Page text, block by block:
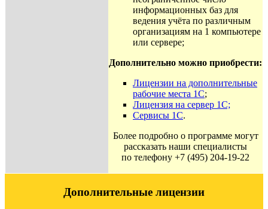
информационных баз для
ведения учёта по различным
организациям на 1 компьютере
или сервере;
Дополнительно можно приобрести:
Лицензии на дополнительные
рабочие места 1С;
Лицензия на сервер 1С;
Сервисы 1С.
Более подробно о программе могут
рассказать наши специалисты
по телефону +7 (495) 204-19-22
Дополнительные лицензии